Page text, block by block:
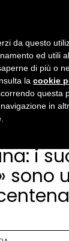
i
sono
da questo
ed utili
di più o
la cookie
questa
in